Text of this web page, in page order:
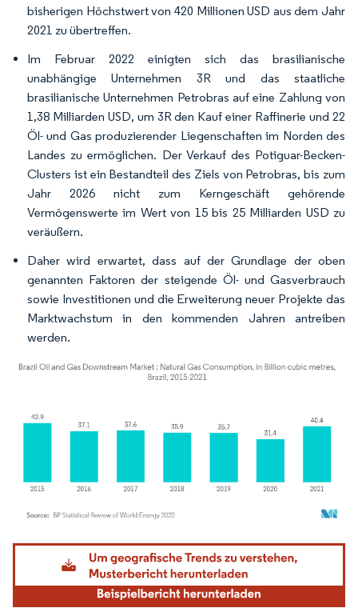
bisherigen Höchstwert von 420 Millionen USD aus dem Jahr
2021 zu übertreffen.
Im Februar 2022 einigten sich das brasilianische
unabhängige Unternehmen 3R und das staatliche
brasilianische Unternehmen Petrobras auf eine Zahlung von
1,38 Milliarden USD, um 3R den Kauf einer Raffinerie und 22
Öl- und Gas produzierender Liegenschaften im Norden des
Landes zu ermöglichen. Der Verkauf des Potiguar-Becken-
Clusters ist ein Bestandteil des Ziels von Petrobras, bis zum
Jahr 2026 nicht zum Kerngeschäft gehörende
Vermögenswerte im Wert von 15 bis 25 Milliarden USD zu
veräußern.
Daher wird erwartet, dass auf der Grundlage der oben
genannten Faktoren der steigende Öl- und Gasverbrauch
sowie Investitionen und die Erweiterung neuer Projekte das
Marktwachstum in den kommenden Jahren antreiben
werden.
Bild © Mordor Intelligence. Wiederverwendung erfordert Namensnennung gemäß